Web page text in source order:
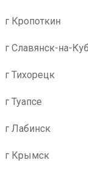
г Кропоткин
г Славянск-на-
г Тихорецк
г Туапсе
г Лабинск
г Крымск